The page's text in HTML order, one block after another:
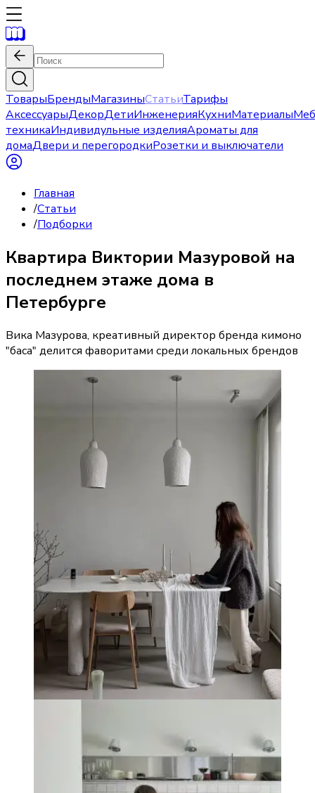
ТоварыБрендыМагазиныСтатьиТарифы
АксессуарыДекорДетиИнженерияКухниМатериалы
техникаИндивидульные изделияАроматы для
домаДвери и перегородкиРозетки и выключатели
Главная
/Статьи
/Подборки
Квартира Виктории Мазуровой на
последнем этаже дома в
Петербурге
Вика Мазурова, креативный директор бренда кимоно
"баса" делится фаворитами среди локальных брендов